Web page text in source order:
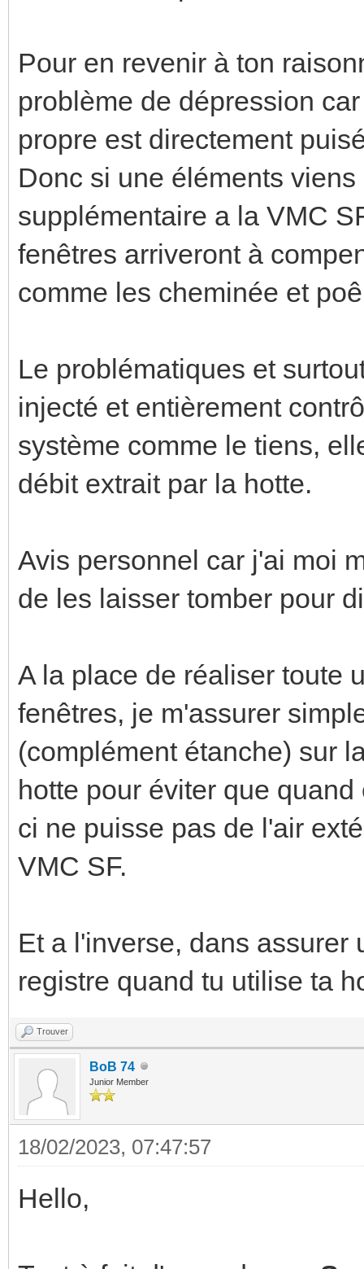
Pour en revenir à ton
problème de dépression
propre est directement
Donc si une éléments
supplémentaire a la VMC
fenêtres arriveront à
comme les cheminée et
Le problématiques et
injecté et entièrement
système comme le tiens,
débit extrait par la hotte.
Avis personnel car j'ai moi
de les laisser tomber pour
A la place de réaliser toute
fenêtres, je m'assurer
(complément étanche) sur
hotte pour éviter que
ci ne puisse pas de l'air
VMC SF.
Et a l'inverse, dans assurer
registre quand tu utilise ta
Trouver
BoB 74
Junior Member
18/02/2023, 07:47:57
Hello,